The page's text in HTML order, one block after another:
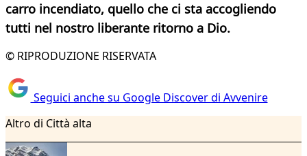
carro incendiato, quello che ci sta accogliendo
tutti nel nostro liberante ritorno a Dio.
© RIPRODUZIONE RISERVATA
Seguici anche su Google Discover di Avvenire
Altro di Città alta